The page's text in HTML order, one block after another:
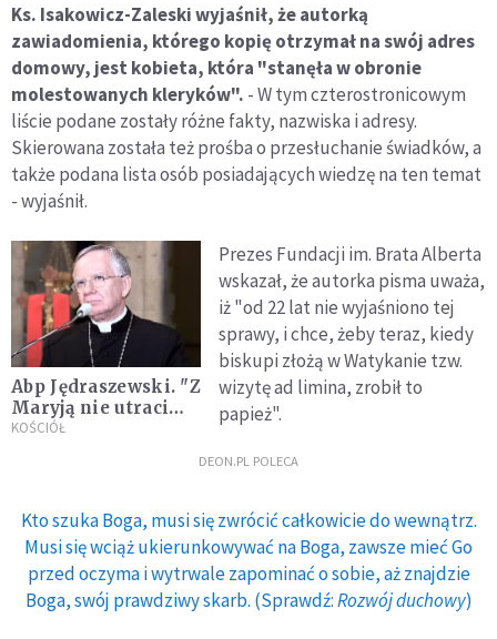
Ks. Isakowicz-Zaleski wyjaśnił, że autorką
zawiadomienia, którego kopię otrzymał na swój adres
domowy, jest kobieta, która "stanęła w obronie
molestowanych kleryków". - W tym czterostronicowym
liście podane zostały różne fakty, nazwiska i adresy.
Skierowana została też prośba o przesłuchanie świadków, a
także podana lista osób posiadających wiedzę na ten temat
- wyjaśnił.
Abp Jędraszewski. "Z
Maryją nie utracimy
wiary i nadziei"
KOŚCIÓŁ
Prezes Fundacji im. Brata Alberta
wskazał, że autorka pisma uważa,
iż "od 22 lat nie wyjaśniono tej
sprawy, i chce, żeby teraz, kiedy
biskupi złożą w Watykanie tzw.
wizytę ad limina, zrobił to
papież".
DEON.PL POLECA
Kto szuka Boga, musi się zwrócić całkowicie do wewnątrz.
Musi się wciąż ukierunkowywać na Boga, zawsze mieć Go
przed oczyma i wytrwale zapominać o sobie, aż znajdzie
Boga, swój prawdziwy skarb. (Sprawdź:Rozwój duchowy)